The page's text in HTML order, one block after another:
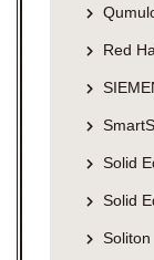
Red
Solid
Solid
Soliton